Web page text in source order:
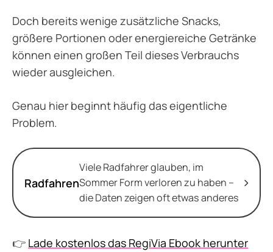
Doch bereits wenige zusätzliche Snacks,
größere Portionen oder energiereiche Getränke
können einen großen Teil dieses Verbrauchs
wieder ausgleichen.
Genau hier beginnt häufig das eigentliche
Problem.
Radfahren
Viele Radfahrer glauben, im
Sommer Form verloren zu haben –
die Daten zeigen oft etwas anderes
👉 Lade kostenlos das RegiVia Ebook herunter